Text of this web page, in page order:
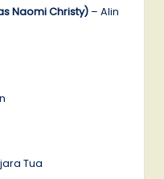
Naomi Christy) – Alin
Tua